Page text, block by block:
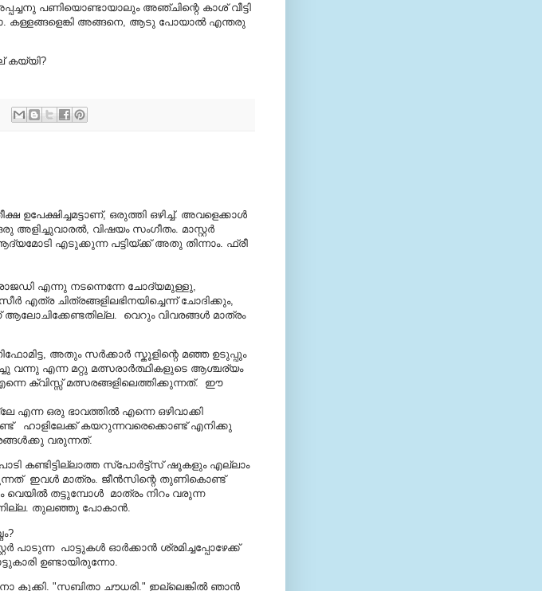
പണിയൊണ്ടായാലും അഞ്ചിന്റെ കാശ് വീട്ടി
അങ്ങനെ, ആടു പോയാല്‍ എന്തരു
കയ്യി?
ഒരുത്തി ഒഴിച്ച്. അവളെക്കാള്‍
അളിച്ചുവാരല്‍, വിഷയം സംഗീതം. മാസ്റ്റര്‍
എടുക്കുന്ന പട്ടിയ്ക്ക് അതു തിന്നാം. ഫ്രീ
എന്നു നടന്നെന്നേ ചോദ്യമുള്ളു,
എത്ര ചിത്രങ്ങളിലഭിനയിച്ചെന്ന് ചോദിക്കും,
വെറും വിവരങ്ങള്‍ മാത്രം
അതും സര്‍ക്കാര്‍ സ്കൂളിന്റെ മഞ്ഞ ഉടുപ്പും
വന്നു എന്ന മറ്റു മത്സരാര്‍ത്ഥികളുടെ ആശ്ചര്യം
ക്വിസ്സ് മത്സരങ്ങളിലെത്തിക്കുന്നത്. ഈ
എന്ന ഒരു ഭാവത്തില്‍ എന്നെ ഒഴിവാക്കി
ഹാളിലേക്ക് കയറുന്നവരെക്കൊണ്ട് എനിക്കു
വരുന്നത്.
കണ്ടിട്ടില്ലാത്ത സ്പോര്‍ട്ട്സ് ഷൂകളും എല്ലാം
ഇവള്‍ മാത്രം. ജീന്‍സിന്റെ തുണികൊണ്ട്
തട്ടുമ്പോള്‍ മാത്രം നിറം വരുന്ന
തുലഞ്ഞു പോകാന്‍.
പാടുന്ന പാട്ടുകള്‍ ഓര്‍ക്കാന്‍ ശ്രമിച്ചപ്പോഴേക്ക്
ഉണ്ടായിരുന്നോ.
കൂക്കി. "സബിതാ ചൗധരി." ഇല്ലെങ്കില്‍ ഞാന്‍